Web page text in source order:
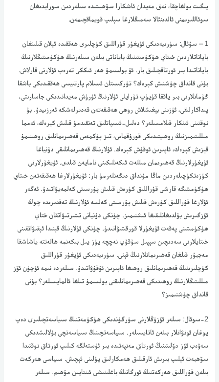
يىگىت بولغاچقا، نەق مەيدان ئاشكارا سۆھبىتىدە سىلەردىن سورايدىغان
سوئاللىرىمنى ئالدىنئالا سەمىڭلارغا سېلىپ قويماقچىمەن.
1 – سۇئال: سۈرىيەدىكى ئۇيغۇر قۇراللىق كۈچلىرى ھەققىدە ئېلان قىلىنغان
باياناتلاردىن خىتاي ھۈكۈمىتىنىڭ باياناتى بىلەن سىلەرنىڭ ھۈكۈمىتىڭلارنىڭ
باياناتىدا بىر ئورتاقچىلىق بار. ئۇ بولسىمۇ ھەر ئىككى تەرەپ ئۇلارنى قارلاش.
بۇنى قانداق چۈشنىش كېرەك؟ تۈركىستان ئىسلام پارتىيسى ھەققىدىكى باشقا
گۇمانلارنى بىر ياققا قۇيۇپ تۇرايلى ئۇلارنىڭ ئۇرۇش مەيدانىدىكى جاسارىتى،
پىداكارلىقى، ئۈزىنى بېغىشلاش روھى ھەقىقەتەن قەدىرلەشكە ئەرزىيدۇ. بۇ
نوقتىنى ئىنكار قىلامسىلەر؟ دەلىل-ئىسپاتلىق تەنقىدمۇ قىلىش كېرەك، ئەمما
مىللىتىمىزنىڭ روھىيتىدىكى قورۇقماس، تىز پۈكمەس قەھىرىمانلىق روھىنىمۇ
قېزىش كېرەك، ئاپىرىن ئوقۇش كېرەك. ئۇلارنىڭ قەھىرىمانلىقى دۇنياغا
ئۇيغۇرلارنىڭ قەھىرىمان مىللەت ئىكەنلىكىنى نامايەن قىلدى. ئۇيغۇرلارنى
كۈزەتكۈچىلەردىن ماڭا مۇنداق دىگەنلەرمۇ بار: ئۇيغۇرلارغا ھەقىقەتەن خىتاي
ھۈكۈمىتىگە قارشى قۇراللىق كۈرەش قىلىش پۇرسىتى كەلمەيۋاتىدۇ. ئەگەر
ئۇلارغا قۇراللىق كۈرەش قىلىش پۇرسىتى كەلسە ئۇلارنىڭ تەقدىرىدە چوڭ
ئۆزگىرىش بۇلدىغانلىقىغا ئىشنىمىز. چۈنكى دۇنيانى تىتىرتىۋاتقان ختاي
ھۈكۈمىتىنى پەقەت ئۇيغۇرلا قورقىتىۋاتىدۇ. چۈنكى ئۇلارنىڭ قېنىدا ئېقىۋاتقىنى
خىتايلارنى سەدىچىن سېپىل سۇقۇپ نەچچە يۈز يىل بىكەنمە ھالەتتە ياشاشقا
مەجبۇر قىلغان قەھىرىمانلارنىڭ قېنى. سۈرىيەدىكى ئۇيغۇر قۇراللىق
كۈچلىرىنىڭ قەھىرىمانلىق روھىغا ئاپىرىن ئۇقۇۋاتىدۇ. سىلەردە نىمە ئۈچۈن ئۆز
مىللىتىڭلارنىڭ روھىدىكى قەھىرىمانلىقنى بولسىمۇ تىلغا ئالمايسىلەر؟ بۇنى
قانداق چۈشنىمىز؟
2-سوئال: سىلەر ئۆزۈڭلارنى سۈرگۈندىكى ھۈكۈمەتنىڭ سىياسەتچىلىرى دەپ
يوغان ئونۋانلار بىلەن ئاتايسىلەر. سىياسەتچىنىڭ سىياسەتچى بۇلالىشدىكى
سەۋەب ئۆز دۆلىتىنىڭ ئورتاق مەنپەتىدە بىر ئۈستەلگە كىلىپ ئورتاق نوقتىدا
سۆھبەت ئېلىپ بىرىش ئارقىلىق ھەمكارلىق يۇلىنى ئېچىش. سىياسى ھەركەت
بىلەن قۇراللىق ھەركەتنىڭ ئورگانىڭ باغلىنىشى ئىنتايىن مۇھىم. سىلەر